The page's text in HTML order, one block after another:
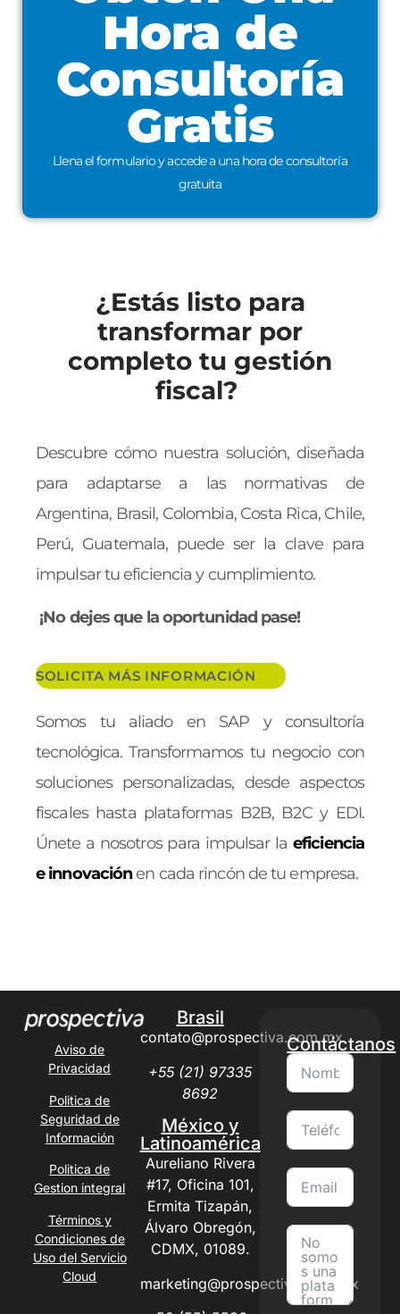
Hora de
Consultoría
Gratis
Llena el formulario y accede a una hora de consultoría
gratuita
¿Estás listo para
transformar por
completo tu gestión
fiscal? ​
Descubre cómo nuestra solución, diseñada
para adaptarse a las normativas de
Argentina, Brasil, Colombia, Costa Rica, Chile,
Perú, Guatemala, puede ser la clave para
impulsar tu eficiencia y cumplimiento.
¡No dejes que la oportunidad pase!
SOLICITA MÁS INFORMACIÓN
Somos tu aliado en SAP y consultoría
tecnológica. Transformamos tu negocio con
soluciones personalizadas, desde aspectos
fiscales hasta plataformas B2B, B2C y EDI.
Únete a nosotros para impulsar la eficiencia
e innovaciónen cada rincón de tu empresa.
Aviso de
Privacidad
Politica de
Seguridad de
Información
Politica de
Gestion integral
Términos y
Condiciones de
Uso del Servicio
Cloud
Brasil
contato@prospectiva.com.mx
+55 (21) 97335
8692
México y
Latinoamérica
Aureliano Rivera
#17, Oficina 101,
Ermita Tizapán,
Álvaro Obregón,
CDMX, 01089.
marketing@prospectiva.com.mx
Contáctanos